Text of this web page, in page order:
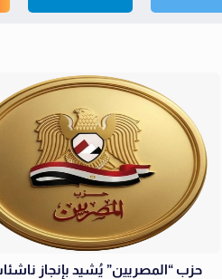
حزب “المصريين” يُشيد بإنجاز